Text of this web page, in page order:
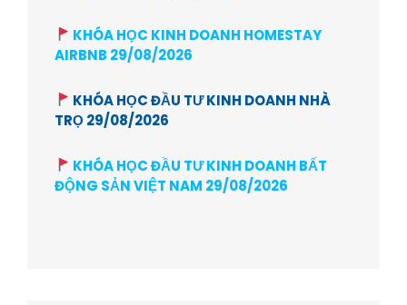
KHÓA HỌC KINH DOANH HOMESTAY
AIRBNB 29/08/2026
KHÓA HỌC ĐẦU TƯ KINH DOANH NHÀ
TRỌ 29/08/2026
KHÓA HỌC ĐẦU TƯ KINH DOANH BẤT
ĐỘNG SẢN VIỆT NAM 29/08/2026